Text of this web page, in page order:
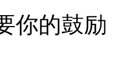
你的鼓励